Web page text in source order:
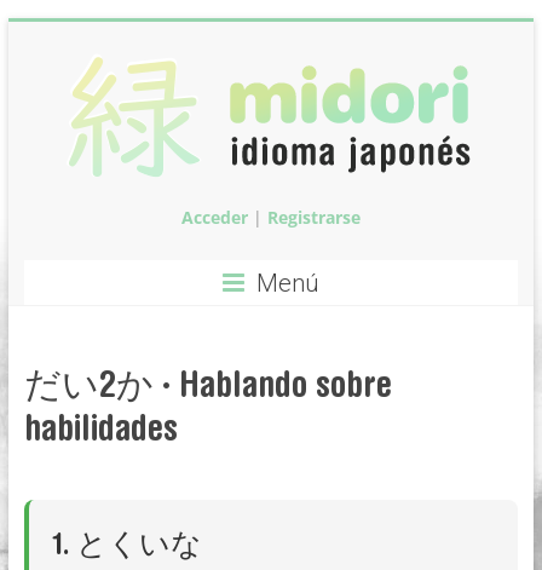
contenido
idioma
japonés
de
idioma
japonés
Acceder| Registrarse
Menú
だい2か · Hablando sobre
habilidades
1. とくいな